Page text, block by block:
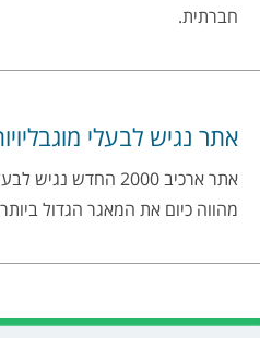
חברתית.
אתר נגיש לבעלי
אתר ארכיב 2000 החדש
מהווה כיום את המאגר הגדול